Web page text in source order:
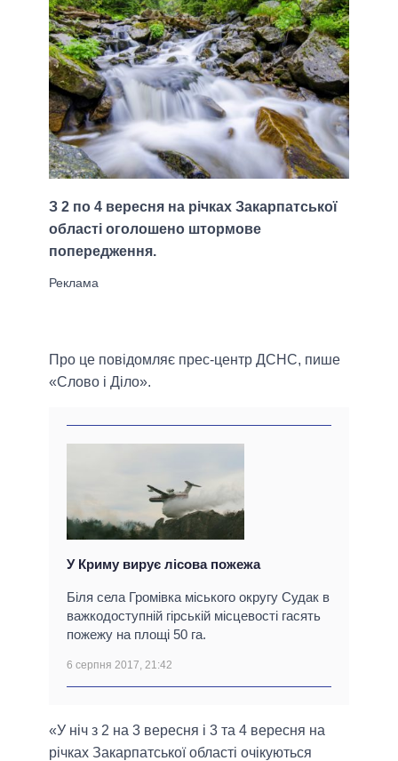
З 2 по 4 вересня на річках Закарпатської
області оголошено штормове
попередження.
Про це повідомляє прес-центр ДСНС, пише
«Слово і Діло».
У Криму вирує лісова пожежа
Біля села Громівка міського округу Судак в
важкодоступній гірській місцевості гасять
пожежу на площі 50 га.
6 серпня 2017, 21:42
«У ніч з 2 на 3 вересня і 3 та 4 вересня на
річках Закарпатської області очікуються